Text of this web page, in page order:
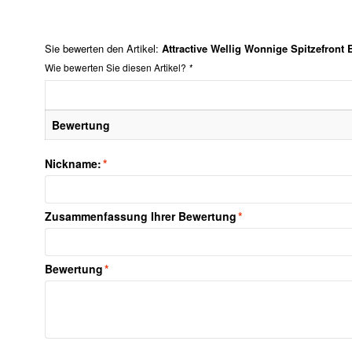
Sie bewerten den Artikel: Attractive Wellig Wonnige Spitzefront
Wie bewerten Sie diesen Artikel? *
Bewertung
*
Nickname:
*
Zusammenfassung Ihrer Bewertung
*
Bewertung